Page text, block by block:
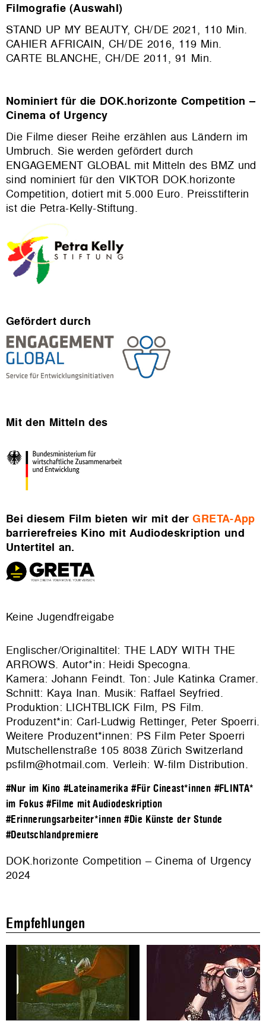
Filmografie (Auswahl)
STAND UP MY BEAUTY, CH/DE 2021, 110 Min.
CAHIER AFRICAIN, CH/DE 2016, 119 Min.
CARTE BLANCHE, CH/DE 2011, 91 Min.
Nominiert für die DOK.horizonte Competition –
Cinema of Urgency
Die Filme dieser Reihe erzählen aus Ländern im
Umbruch. Sie werden gefördert durch
ENGAGEMENT GLOBAL mit Mitteln des BMZ und
sind nominiert für den VIKTOR DOK.horizonte
Competition, dotiert mit 5.000 Euro. Preisstifterin
ist die Petra-Kelly-Stiftung.
Gefördert durch
Mit den Mitteln des
Bei diesem Film bieten wir mit derGRETA-App
barrierefreies Kino mit Audiodeskription und
Untertitel an.
Keine Jugendfreigabe
Englischer/Originaltitel: THE LADY WITH THE
ARROWS. Autor*in: Heidi Specogna.
Kamera: Johann Feindt. Ton: Jule Katinka Cramer.
Schnitt: Kaya Inan. Musik: Raffael Seyfried.
Produktion: LICHTBLICK Film, PS Film.
Produzent*in: Carl-Ludwig Rettinger, Peter Spoerri.
Weitere Produzent*innen: PS Film Peter Spoerri
Mutschellenstraße 105 8038 Zürich Switzerland
psfilm@hotmail.com. Verleih: W-film Distribution.
#Nur im Kino #Lateinamerika #Für Cineast*innen #FLINTA*
im Fokus #Filme mit Audiodeskription
#Erinnerungsarbeiter*innen #Die Künste der Stunde
#Deutschlandpremiere
DOK.horizonte Competition – Cinema of Urgency
2024
Empfehlungen